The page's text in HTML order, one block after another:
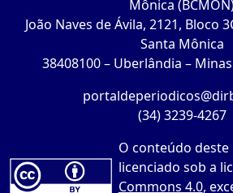
Mônica
João Naves de Ávila, 2121, Bloco
Santa Mônica
38408100 – Uberlândia –
(34) 3239-4267
O conteúdo
licenciado sob a
Commons 4.0,